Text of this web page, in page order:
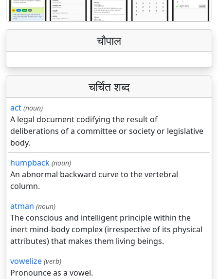
चौपाल
चर्चित शब्द
act (noun)
A legal document codifying the result of
deliberations of a committee or society or legislative
body.
humpback (noun)
An abnormal backward curve to the vertebral
column.
atman (noun)
The conscious and intelligent principle within the
inert mind-body complex (irrespective of its physical
attributes) that makes them living beings.
vowelize (verb)
Pronounce as a vowel.